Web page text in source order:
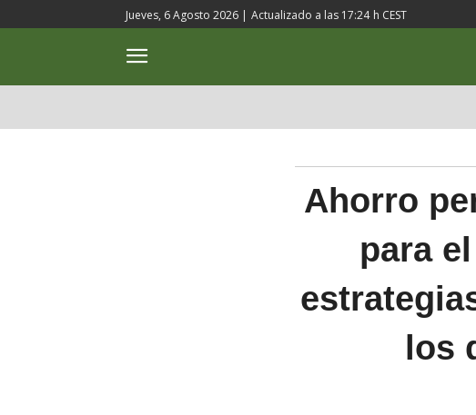
Jueves, 6 Agosto 2026 | Actualizado a las 17:24 h CEST
Ahorro
para
los